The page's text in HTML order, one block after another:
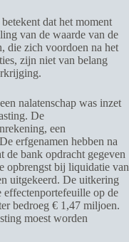
dat het moment
van de waarde van de
die zich voordoen na het
zijn niet van belang
nalatenschap was inzet
De
een
erfgenamen hebben na
de bank opdracht gegeven
opbrengst bij liquidatie van
uitgekeerd. De uitkering
op de
bedroeg € 1,47 miljoen.
moest worden